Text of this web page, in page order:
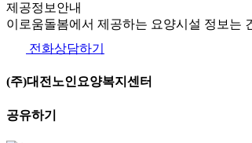
제공정보안내
이로움돌봄에서 제공하는 요양시설 정보는
전화상담하기
(주)대전노인요양복지센터
공유하기